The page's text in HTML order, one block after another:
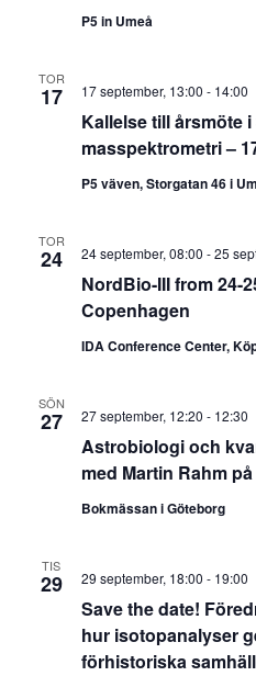
P5 in Umeå
TOR
17
Kallelse till årsmöte
masspektrometri –
17 september, 13:00 - 14:00
P5 väven, Storgatan 46 i
TOR
24
NordBio-III from 24-
Copenhagen
24 september, 08:00 -25
IDA Conference Center,
SÖN
27
Astrobiologi och
med Martin Rahm
27 september, 12:20 - 12:30
Bokmässan i Göteborg
TIS
29
Save the date!
hur isotopanalyser
förhistoriska
29 september, 18:00 - 19:00